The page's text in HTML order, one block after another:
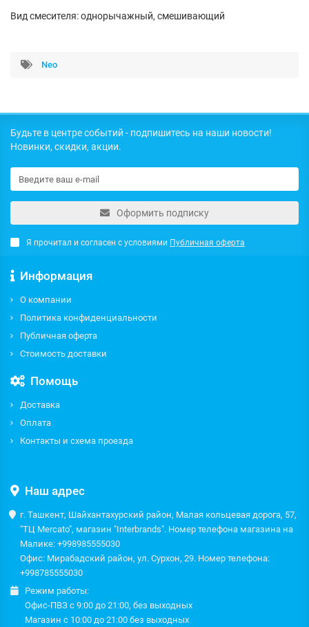
Вид смесителя: однорычажный, смешивающий
Neo
Будьте в центре событий - подпишитесь на наши новости!
Новинки, скидки, акции.
Оформить подписку
Я прочитал и согласен с условиями Публичная оферта
Информация
О компании
Политика конфиденциальности
Публичная оферта
Стоимость доставки
Помощь
Доставка
Оплата
Контакты и схема проезда
Наш адрес
г. Ташкент, Шайхантахурский район, Малая кольцевая дорога, 57,
"ТЦ Mercato", магазин "Interbrands". Номер телефона магазина на
Малике: +998985555030
Офис: Мирабадский район, ул. Сурхон, 29. Номер телефона:
+998785555030
Режим работы:
Офис-ПВЗ с 9:00 до 21:00, без выходных
Магазин с 10:00 до 21:00 без выходных